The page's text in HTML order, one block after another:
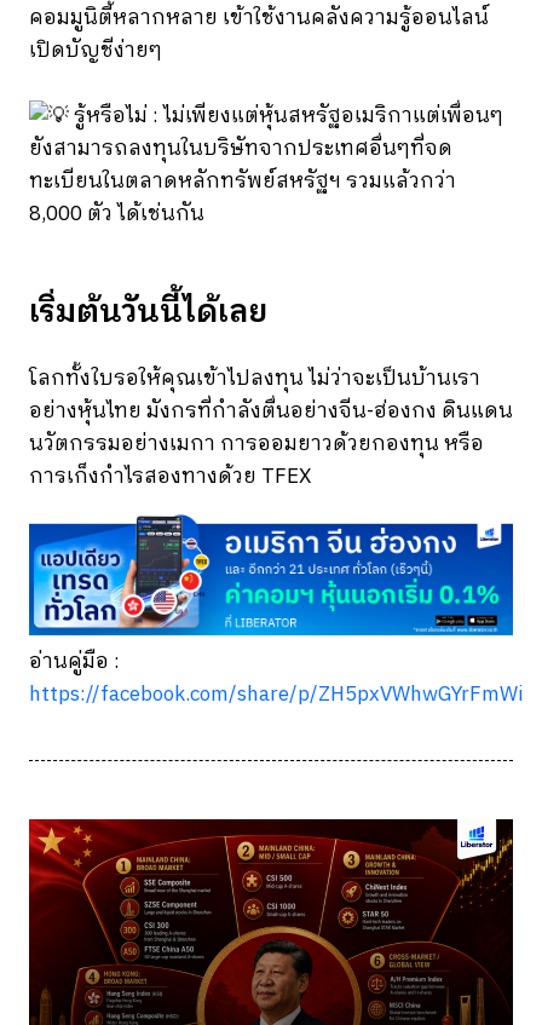
คอมมูนิตี้หลากหลาย เข้าใช้งานคลังความรู้ออนไลน์
เปิดบัญชีง่ายๆ
รู้หรือไม่ : ไม่เพียงแต่หุ้นสหรัฐอเมริกาแต่เพื่อนๆ
ยังสามารถลงทุนในบริษัทจากประเทศอื่นๆที่จด
ทะเบียนในตลาดหลักทรัพย์สหรัฐฯ รวมแล้วกว่า
8,000 ตัว ได้เช่นกัน
เริ่มต้นวันนี้ได้เลย
โลกทั้งใบรอให้คุณเข้าไปลงทุน ไม่ว่าจะเป็นบ้านเรา
อย่างหุ้นไทย มังกรที่กำลังตื่นอย่างจีน-ฮ่องกง ดินแดน
นวัตกรรมอย่างเมกา การออมยาวด้วยกองทุน หรือ
การเก็งกำไรสองทางด้วย TFEX
อ่านคู่มือ :
https://facebook.com/share/p/ZH5pxVWhwGYrFmWi